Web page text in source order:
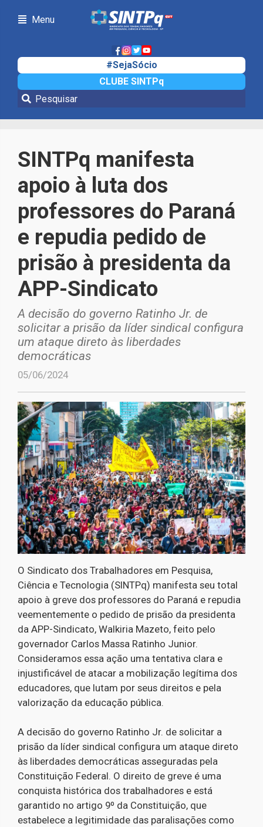
Menu
#SejaSócio
CLUBE SINTPq
Notícias
SINTPq manifesta
apoio à luta dos
professores do Paraná
e repudia pedido de
prisão à presidenta da
APP-Sindicato
A decisão do governo Ratinho Jr. de
solicitar a prisão da líder sindical configura
um ataque direto às liberdades
democráticas
05/06/2024
O Sindicato dos Trabalhadores em Pesquisa,
Ciência e Tecnologia (SINTPq) manifesta seu total
apoio à greve dos professores do Paraná e repudia
veementemente o pedido de prisão da presidenta
da APP-Sindicato, Walkiria Mazeto, feito pelo
governador Carlos Massa Ratinho Junior.
Consideramos essa ação uma tentativa clara e
injustificável de atacar a mobilização legítima dos
educadores, que lutam por seus direitos e pela
valorização da educação pública.
A decisão do governo Ratinho Jr. de solicitar a
prisão da líder sindical configura um ataque direto
às liberdades democráticas asseguradas pela
Constituição Federal. O direito de greve é uma
conquista histórica dos trabalhadores e está
garantido no artigo 9º da Constituição, que
estabelece a legitimidade das paralisações como